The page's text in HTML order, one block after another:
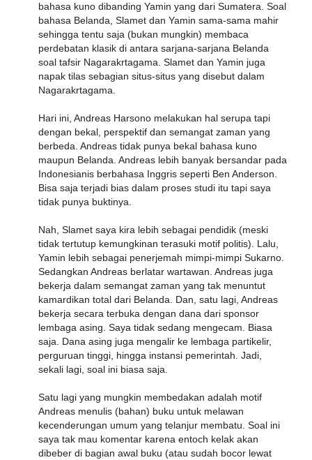
bahasa kuno dibanding Yamin yang dari Sumatera. Soal
bahasa Belanda, Slamet dan Yamin sama-sama mahir
sehingga tentu saja (bukan mungkin) membaca
perdebatan klasik di antara sarjana-sarjana Belanda
soal tafsir Nagarakrtagama. Slamet dan Yamin juga
napak tilas sebagian situs-situs yang disebut dalam
Nagarakrtagama.
Hari ini, Andreas Harsono melakukan hal serupa tapi
dengan bekal, perspektif dan semangat zaman yang
berbeda. Andreas tidak punya bekal bahasa kuno
maupun Belanda. Andreas lebih banyak bersandar pada
Indonesianis berbahasa Inggris seperti Ben Anderson.
Bisa saja terjadi bias dalam proses studi itu tapi saya
tidak punya buktinya.
Nah, Slamet saya kira lebih sebagai pendidik (meski
tidak tertutup kemungkinan terasuki motif politis). Lalu,
Yamin lebih sebagai penerjemah mimpi-mimpi Sukarno.
Sedangkan Andreas berlatar wartawan. Andreas juga
bekerja dalam semangat zaman yang tak menuntut
kamardikan total dari Belanda. Dan, satu lagi, Andreas
bekerja secara terbuka dengan dana dari sponsor
lembaga asing. Saya tidak sedang mengecam. Biasa
saja. Dana asing juga mengalir ke lembaga partikelir,
perguruan tinggi, hingga instansi pemerintah. Jadi,
sekali lagi, soal ini biasa saja.
Satu lagi yang mungkin membedakan adalah motif
Andreas menulis (bahan) buku untuk melawan
kecenderungan umum yang telanjur membatu. Soal ini
saya tak mau komentar karena entoch kelak akan
dibeber di bagian awal buku (atau sudah bocor lewat